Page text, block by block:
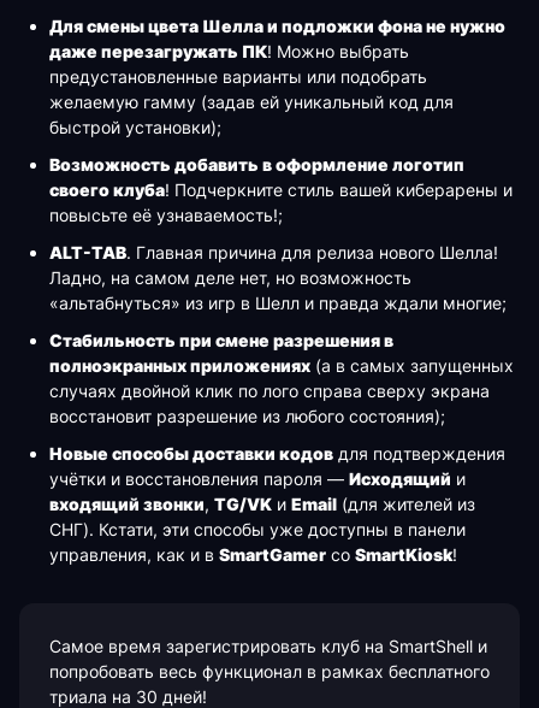
Для смены цвета Шелла и подложки фона не нужно
даже перезагружать ПК! Можно выбрать
предустановленные варианты или подобрать
желаемую гамму (задав ей уникальный код для
быстрой установки);
Возможность добавить в оформление логотип
своего клуба! Подчеркните стиль вашей киберарены и
повысьте её узнаваемость!;
ALT-TAB. Главная причина для релиза нового Шелла!
Ладно, на самом деле нет, но возможность
«альтабнуться» из игр в Шелл и правда ждали многие;
Стабильность при смене разрешения в
полноэкранных приложениях (а в самых запущенных
случаях двойной клик по лого справа сверху экрана
восстановит разрешение из любого состояния);
Новые способы доставки кодов для подтверждения
учётки и восстановления пароля — Исходящий и
входящий звонки, TG/VK и Email (для жителей из
СНГ). Кстати, эти способы уже доступны в панели
управления, как и в SmartGamer со SmartKiosk!
Самое время зарегистрировать клуб на SmartShell и
попробовать весь функционал в рамках бесплатного
триала на 30 дней!